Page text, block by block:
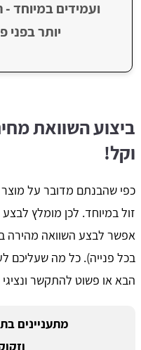
ועמידים במיוחד
יותר בפני
ביצוע השוואת
וקל!
כפי שהבנתם מדובר על מוצר
זול במיוחד. לכן מומלץ
בכל פנייה). כל מה שעליכם
הבא או פשוט להתקשר
מתעניינים